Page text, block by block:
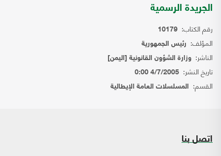
الجريدة الرسمية
رقم الكتاب: 10179
المؤلف: رئيس الجمهورية
الناشر: وزارة الشؤون القانونية [اليمن]
تاريخ النشر: 4/7/2005 0:00
القسم: المسلسلات العامة الإيطالية
اتصل بنا